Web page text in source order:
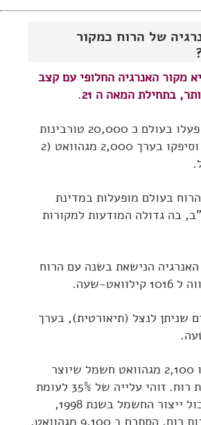
של הרוח כמקור
מקור האנרגיה החלופי עם קצב
בתחילת המאה ה 21
.
כבר פעלו בעולם כ 20,000 טורבינות
על אנרגיית רוח, וסיפקו בערך 2,000 מגהוואט (2
הרוח בעולם מופעלות במדינת
בה גדולה המודעות למקורות
הנישאת בשנה עם הרוח
שעה.
שניתן לנצל (תיאורטית), בערך
נוספו 2,100 מגהוואט חשמל שיוצר
באמצעות אנרגיית רוח. זוהי עלייה של 35% לעומת
שנת 1997. סך הכול ייצור החשמל בשנת 1998,
באמצעות טורבינות רוח, הסתכם ב 9,100 מגהוואט.